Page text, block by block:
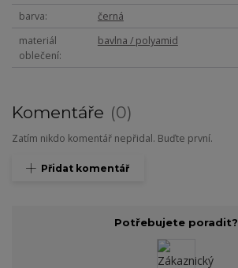
barva
černá
materiál
oblečení
bavlna / polyamid
Komentáře 0
Zatím nikdo komentář nepřidal. Buďte první.
Přidat komentář
Potřebujete poradit?